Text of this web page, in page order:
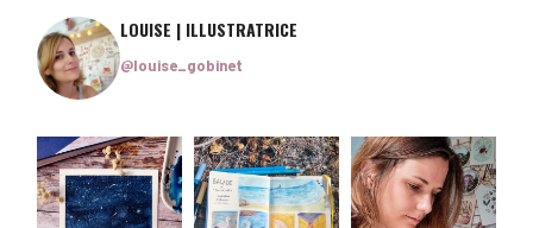
LOUISE | ILLUSTRATRICE
@louise_gobinet